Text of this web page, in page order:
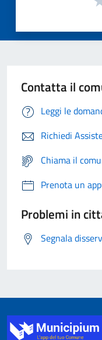
Contatta il
Leggi le
Richiedi
Chiama il
Prenota un
Problemi in
Segnala